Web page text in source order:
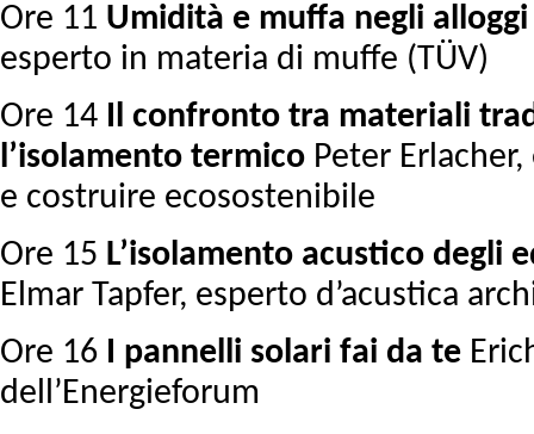
Ore 11 Umidità e muffa negli
esperto in materia di muffe (TÜV)
Ore 14 Il confronto tra materiali
l’isolamento termico Peter
e costruire ecosostenibile
Ore 15 L’isolamento acustico degli
Elmar Tapfer, esperto d’acustica
Ore 16 I pannelli solari fai da te
dell’Energieforum